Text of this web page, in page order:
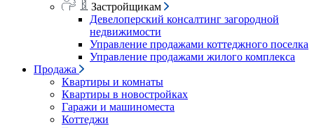
Застройщикам
Девелоперский консалтинг загородной
недвижимости
Управление продажами коттеджного поселка
Управление продажами жилого комплекса
Продажа
Квартиры и комнаты
Квартиры в новостройках
Гаражи и машиноместа
Коттеджи